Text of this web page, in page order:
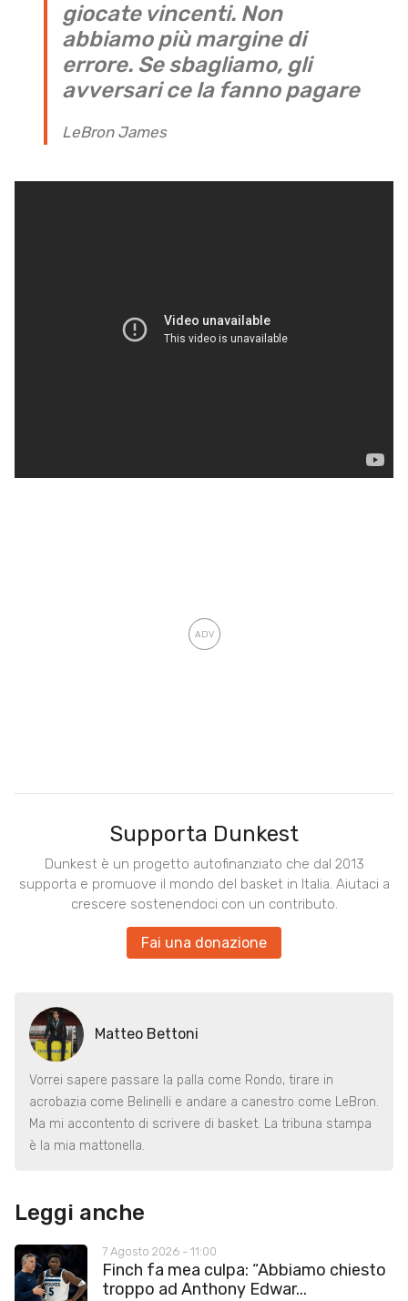
giocate vincenti. Non
abbiamo più margine di
errore. Se sbagliamo, gli
avversari ce la fanno pagare
LeBron James
Supporta Dunkest
Dunkest è un progetto autofinanziato che dal 2013
supporta e promuove il mondo del basket in Italia. Aiutaci a
crescere sostenendoci con un contributo.
Fai una donazione
Matteo Bettoni
Vorrei sapere passare la palla come Rondo, tirare in
acrobazia come Belinelli e andare a canestro come LeBron.
Ma mi accontento di scrivere di basket. La tribuna stampa
è la mia mattonella.
Leggi anche
7 Agosto 2026 - 11:00
Finch fa mea culpa: “Abbiamo chiesto
troppo ad Anthony Edwar...